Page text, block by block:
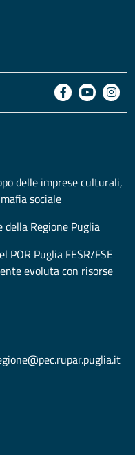
delle imprese culturali,
sociale
della Regione Puglia
POR Puglia FESR/FSE
evoluta con risorse